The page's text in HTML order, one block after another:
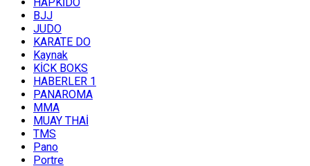
BJJ
JUDO
KARATE DO
Kaynak
KİCK BOKS
HABERLER 1
PANAROMA
MMA
MUAY THAİ
TMS
Pano
Portre